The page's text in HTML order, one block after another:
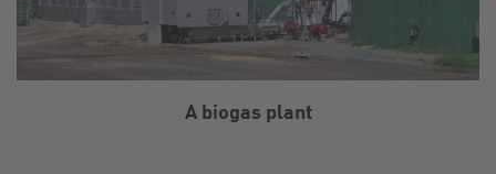
A biogas plant